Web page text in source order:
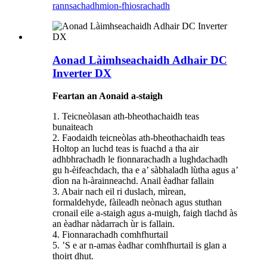
rannsachadhmion-fhiosrachadh
Aonad Làimhseachaidh Adhair DC
Inverter DX
Feartan an Aonaid a-staigh
1. Teicneòlasan ath-bheothachaidh teas
bunaiteach
2. Faodaidh teicneòlas ath-bheothachaidh teas
Holtop an luchd teas is fuachd a tha air
adhbhrachadh le fionnarachadh a lughdachadh
gu h-èifeachdach, tha e a’ sàbhaladh lùtha agus a’
dìon na h-àrainneachd. Anail èadhar fallain
3. Abair nach eil ri duslach, mìrean,
formaldehyde, fàileadh neònach agus stuthan
cronail eile a-staigh agus a-muigh, faigh tlachd às
an èadhar nàdarrach ùr is fallain.
4. Fionnarachadh comhfhurtail
5. ’S e ar n-amas èadhar comhfhurtail is glan a
thoirt dhut.